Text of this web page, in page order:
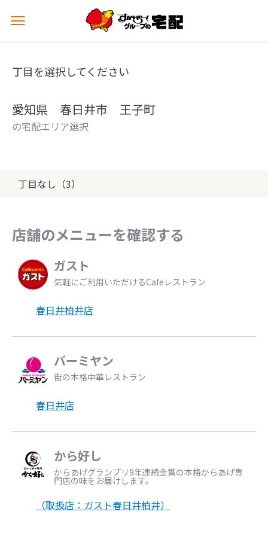
メ
ュ
を
丁目を選択してください
愛知県 春日井市 王子町
の宅配エリア選択
丁目なし（3）
店舗のメニューを確認する
ガスト
気軽にご利用いただけるCafeレストラン
春日井柏井店
バーミヤン
街の本格中華レストラン
春日井店
から好し
からあげグランプリ9年連続金賞の本格からあげ専
門店の味をお届けします。
（取扱店：ガスト春日井柏井）